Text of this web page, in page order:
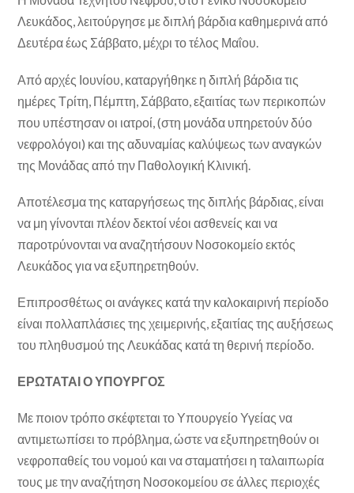
Λευκάδος, λειτούργησε με διπλή βάρδια καθημερινά από
Δευτέρα έως Σάββατο, μέχρι το τέλος Μαΐου.
Από αρχές Ιουνίου, καταργήθηκε η διπλή βάρδια τις
ημέρες Τρίτη, Πέμπτη, Σάββατο, εξαιτίας των περικοπών
που υπέστησαν οι ιατροί, (στη μονάδα υπηρετούν δύο
νεφρολόγοι) και της αδυναμίας καλύψεως των αναγκών
της Μονάδας από την Παθολογική Κλινική.
Αποτέλεσμα της καταργήσεως της διπλής βάρδιας, είναι
να μη γίνονται πλέον δεκτοί νέοι ασθενείς και να
παροτρύνονται να αναζητήσουν Νοσοκομείο εκτός
Λευκάδος για να εξυπηρετηθούν.
Επιπροσθέτως οι ανάγκες κατά την καλοκαιρινή περίοδο
είναι πολλαπλάσιες της χειμερινής, εξαιτίας της αυξήσεως
του πληθυσμού της Λευκάδας κατά τη θερινή περίοδο.
ΕΡΩΤΑΤΑΙ Ο ΥΠΟΥΡΓΟΣ
Με ποιον τρόπο σκέφτεται το Υπουργείο Υγείας να
αντιμετωπίσει το πρόβλημα, ώστε να εξυπηρετηθούν οι
νεφροπαθείς του νομού και να σταματήσει η ταλαιπωρία
τους με την αναζήτηση Νοσοκομείου σε άλλες περιοχές